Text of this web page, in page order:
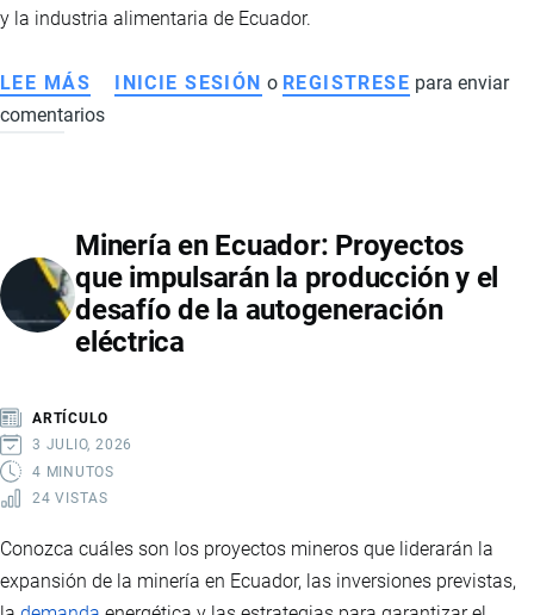
y la industria alimentaria de Ecuador.
LEE MÁS SOBRE
GRUPO
UNIVERSAL:
QUÉ
SIGNIFICA
PARA
EXPORTACIONES
Y
EL
INICIE SESIÓN o REGISTRESE para enviar
comentarios
Minería en Ecuador: Proyectos
que impulsarán la producción y el
desafío de la autogeneración
eléctrica
ARTÍCULO
3 JULIO, 2026
4 MINUTOS
24 VISTAS
Conozca cuáles son los proyectos mineros que liderarán la
expansión de la minería en Ecuador, las inversiones previstas,